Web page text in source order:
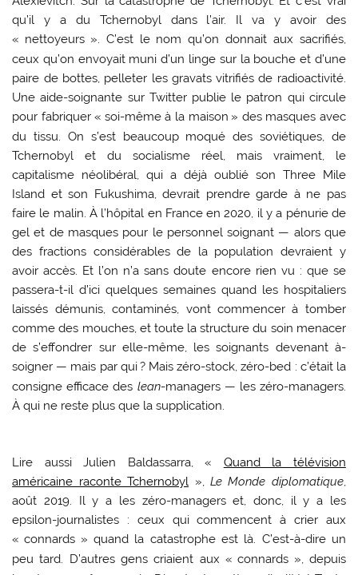
qu’il y a du Tchernobyl dans l’air. Il va y avoir des
« nettoyeurs ». C’est le nom qu’on donnait aux sacrifiés,
ceux qu’on envoyait muni d’un linge sur la bouche et d’une
paire de bottes, pelleter les gravats vitrifiés de radioactivité.
Une aide-soignante sur Twitter publie le patron qui circule
pour fabriquer « soi-même à la maison » des masques avec
du tissu. On s’est beaucoup moqué des soviétiques, de
Tchernobyl et du socialisme réel, mais vraiment, le
capitalisme néolibéral, qui a déjà oublié son Three Mile
Island et son Fukushima, devrait prendre garde à ne pas
faire le malin. À l’hôpital en France en 2020, il y a pénurie de
gel et de masques pour le personnel soignant — alors que
des fractions considérables de la population devraient y
avoir accès. Et l’on n’a sans doute encore rien vu : que se
passera-t-il d’ici quelques semaines quand les hospitaliers
laissés démunis, contaminés, vont commencer à tomber
comme des mouches, et toute la structure du soin menacer
de s’effondrer sur elle-même, les soignants devenant à-
soigner — mais par qui? Mais zéro-stock, zéro-bed : c’était la
consigne efficace des lean-managers — les zéro-managers.
À qui ne reste plus que la supplication.
Lire aussi Julien Baldassarra, « Quand la télévision
américaine raconte Tchernobyl », Le Monde diplomatique,
août 2019. Il y a les zéro-managers et, donc, il y a les
epsilon-journalistes : ceux qui commencent à crier aux
« connards » quand la catastrophe est là. C’est-à-dire un
peu tard. D’autres gens criaient aux « connards », depuis